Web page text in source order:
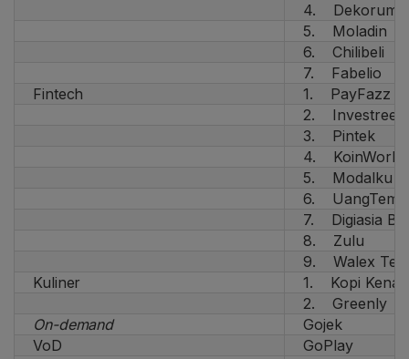
4. Dekoruma
5. Moladin
6. Chilibeli
7. Fabelio
Fintech
1. PayFazz
2. Investree
3. Pintek
4. KoinWorks
5. Modalku
6.
7. Digiasia
8. Zulu
9. Walex
Kuliner
1. Kopi
2. Greenly
On-demand
Gojek
VoD
GoPlay